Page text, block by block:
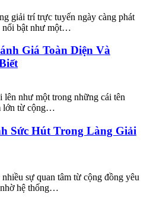
giải trí trực tuyến ngày càng phát
nổi bật như một…
Giá Toàn Diện Và
lên như một trong những cái tên
lớn từ cộng…
Sức Hút Trong Làng Giải
sự quan tâm từ cộng đồng yêu
hệ thống…